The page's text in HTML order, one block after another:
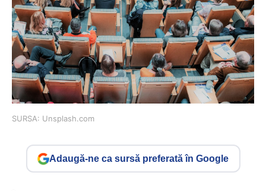
SURSA: Unsplash.com
Adaugă-ne ca sursă preferată în Google